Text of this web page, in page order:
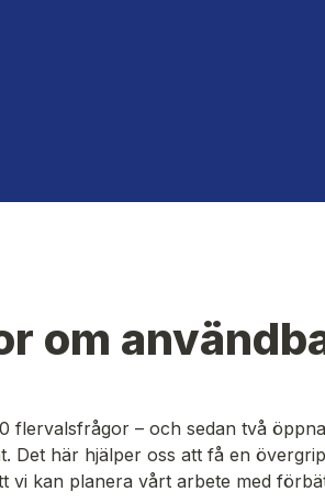
om
flervalsfrågor – och sedan två
Det här hjälper oss att få en
vi kan planera vårt arbete med